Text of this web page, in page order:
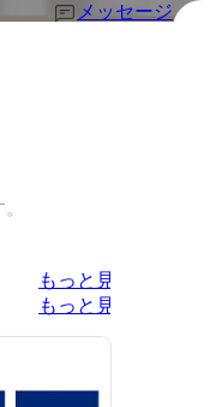
メッセージ
もっと見る
もっと見る